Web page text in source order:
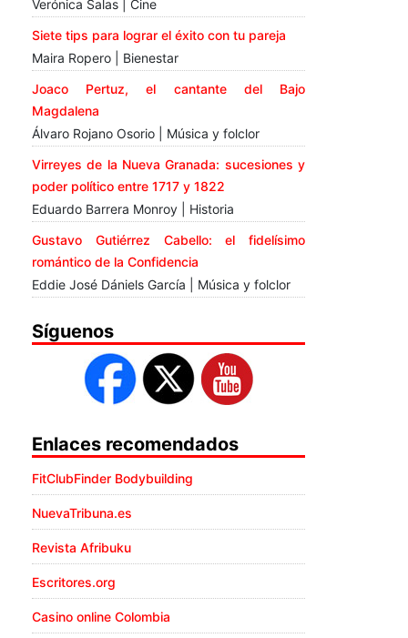
Verónica Salas | Cine
Siete tips para lograr el éxito con tu pareja
Maira Ropero | Bienestar
Joaco Pertuz, el cantante del Bajo
Magdalena
Álvaro Rojano Osorio | Música y folclor
Virreyes de la Nueva Granada: sucesiones y
poder político entre 1717 y 1822
Eduardo Barrera Monroy | Historia
Gustavo Gutiérrez Cabello: el fidelísimo
romántico de la Confidencia
Eddie José Dániels García | Música y folclor
Síguenos
Enlaces recomendados
FitClubFinder Bodybuilding
NuevaTribuna.es
Revista Afribuku
Escritores.org
Casino online Colombia